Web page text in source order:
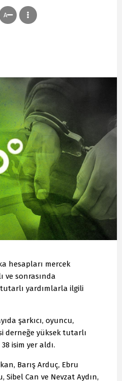
A
hesapları mercek
ve sonrasında
yardımlarla ilgili
şarkıcı, oyuncu,
derneğe yüksek tutarlı
isim yer aldı.
Barış Arduç, Ebru
Sibel Can ve Nevzat Aydın,